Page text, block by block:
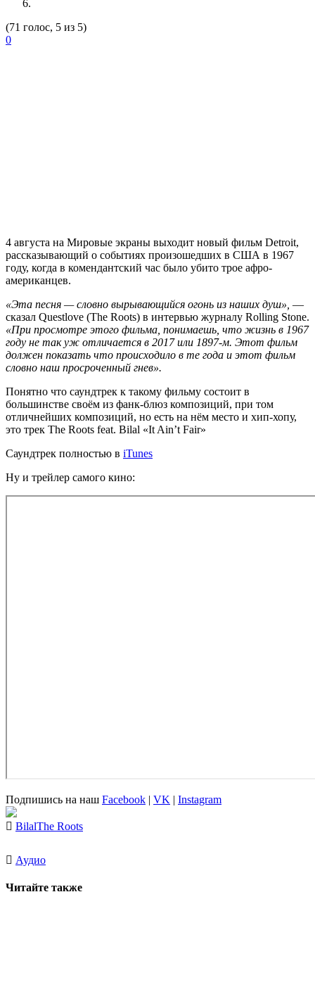
(71 голос, 5 из 5)
0
4 августа на Мировые экраны выходит новый фильм Detroit,
рассказывающий о событиях произошедших в США в 1967
году, когда в комендантский час было убито трое афро-
американцев.
«Эта песня — словно вырывающийся огонь из наших душ», —
сказал Questlove (The Roots) в интервью журналу Rolling Stone.
«При просмотре этого фильма, понимаешь, что жизнь в 1967
году не так уж отличается в 2017 или 1897-м. Этот фильм
должен показать что происходило в те года и этот фильм
словно наш просроченный гнев».
Понятно что саундтрек к такому фильму состоит в
большинстве своём из фанк-блюз композиций, при том
отличнейших композиций, но есть на нём место и хип-хопу,
это трек The Roots feat. Bilal «It Ain’t Fair»
Саундтрек полностью в iTunes
Ну и трейлер самого кино:
Подпишись на наш Facebook | VK | Instagram
BilalThe Roots
Аудио
Читайте также